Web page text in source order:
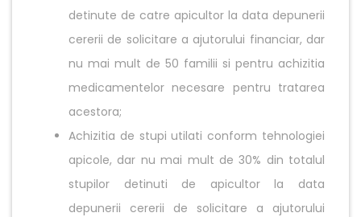
detinute de catre apicultor la data depunerii
cererii de solicitare a ajutorului financiar, dar
nu mai mult de 50 familii si pentru achizitia
medicamentelor necesare pentru tratarea
acestora;
Achizitia de stupi utilati conform tehnologiei
apicole, dar nu mai mult de 30% din totalul
stupilor detinuti de apicultor la data
depunerii cererii de solicitare a ajutorului